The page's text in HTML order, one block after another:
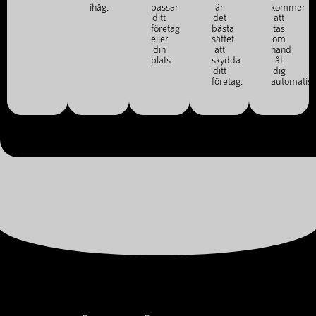
ihåg.
passar
ditt
företag
eller
din
plats.
är
det
bästa
sättet
att
skydda
ditt
företag.
kommer
att
tas
om
hand
åt
dig